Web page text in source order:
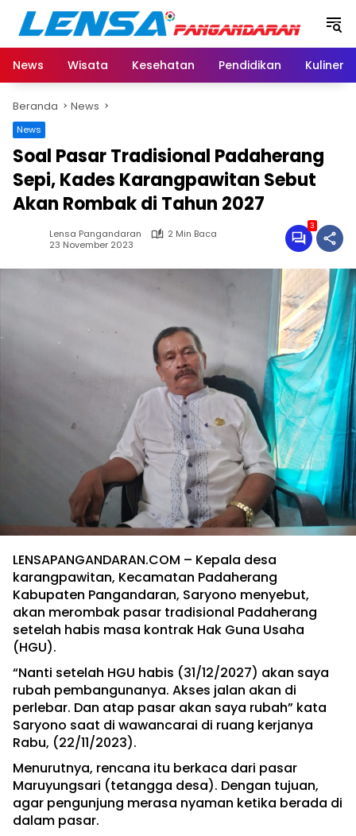
Langsung
konten
News
Wisata Kesehatan Pendidikan Kuliner
Beranda News
News
Soal Pasar Tradisional Padaherang
Sepi, Kades Karangpawitan Sebut
Akan Rombak di Tahun 2027
Lensa Pangandaran
2 Min Baca
23 November 2023
3
LENSAPANGANDARAN.COM – Kepala desa
karangpawitan, Kecamatan Padaherang
Kabupaten Pangandaran, Saryono menyebut,
akan merombak pasar tradisional Padaherang
setelah habis masa kontrak Hak Guna Usaha
(HGU).
“Nanti setelah HGU habis (31/12/2027) akan saya
rubah pembangunanya. Akses jalan akan di
perlebar. Dan atap pasar akan saya rubah” kata
Saryono saat di wawancarai di ruang kerjanya
Rabu, (22/11/2023).
Menurutnya, rencana itu berkaca dari pasar
Maruyungsari (tetangga desa). Dengan tujuan,
agar pengunjung merasa nyaman ketika berada di
dalam pasar.